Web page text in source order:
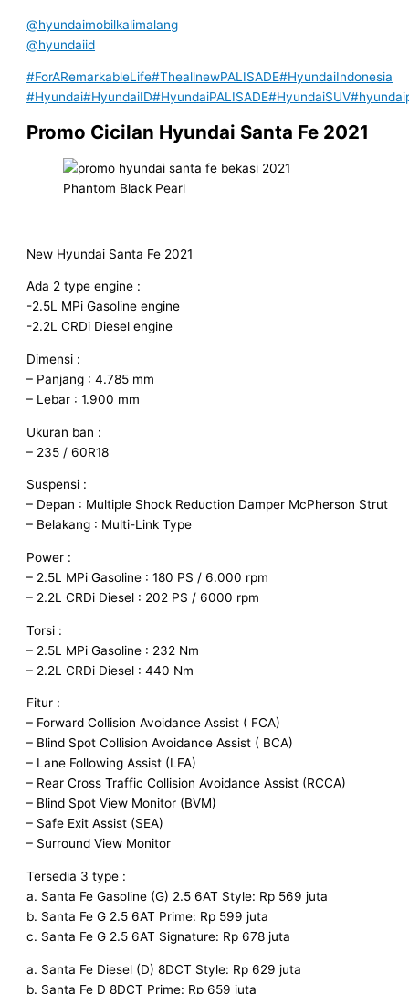
@hyundaimobilkalimalang
@hyundaiid
#ForARemarkableLife#TheallnewPALISADE#HyundaiIndonesia
#Hyundai#HyundaiID#HyundaiPALISADE#HyundaiSUV
Promo Cicilan Hyundai Santa Fe 2021
Phantom Black Pearl
New Hyundai Santa Fe 2021
Ada 2 type engine :
-2.5L MPi Gasoline engine
-2.2L CRDi Diesel engine
Dimensi :
– Panjang : 4.785 mm
– Lebar : 1.900 mm
Ukuran ban :
– 235 / 60R18
Suspensi :
– Depan : Multiple Shock Reduction Damper McPherson Strut
– Belakang : Multi-Link Type
Power :
– 2.5L MPi Gasoline : 180 PS / 6.000 rpm
– 2.2L CRDi Diesel : 202 PS / 6000 rpm
Torsi :
– 2.5L MPi Gasoline : 232 Nm
– 2.2L CRDi Diesel : 440 Nm
Fitur :
– Forward Collision Avoidance Assist ( FCA)
– Blind Spot Collision Avoidance Assist ( BCA)
– Lane Following Assist (LFA)
– Rear Cross Traffic Collision Avoidance Assist (RCCA)
– Blind Spot View Monitor (BVM)
– Safe Exit Assist (SEA)
– Surround View Monitor
Tersedia 3 type :
a. Santa Fe Gasoline (G) 2.5 6AT Style: Rp 569 juta
b. Santa Fe G 2.5 6AT Prime: Rp 599 juta
c. Santa Fe G 2.5 6AT Signature: Rp 678 juta
a. Santa Fe Diesel (D) 8DCT Style: Rp 629 juta
b. Santa Fe D 8DCT Prime: Rp 659 juta